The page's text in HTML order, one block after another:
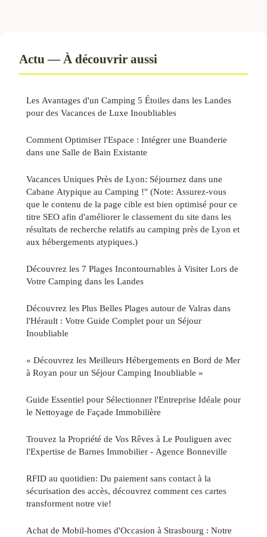
Actu — À découvrir aussi
Les Avantages d'un Camping 5 Étoiles dans les Landes
pour des Vacances de Luxe Inoubliables
Comment Optimiser l'Espace : Intégrer une Buanderie
dans une Salle de Bain Existante
Vacances Uniques Près de Lyon: Séjournez dans une
Cabane Atypique au Camping !" (Note: Assurez-vous
que le contenu de la page cible est bien optimisé pour ce
titre SEO afin d'améliorer le classement du site dans les
résultats de recherche relatifs au camping près de Lyon et
aux hébergements atypiques.)
Découvrez les 7 Plages Incontournables à Visiter Lors de
Votre Camping dans les Landes
Découvrez les Plus Belles Plages autour de Valras dans
l'Hérault : Votre Guide Complet pour un Séjour
Inoubliable
« Découvrez les Meilleurs Hébergements en Bord de Mer
à Royan pour un Séjour Camping Inoubliable »
Guide Essentiel pour Sélectionner l'Entreprise Idéale pour
le Nettoyage de Façade Immobilière
Trouvez la Propriété de Vos Rêves à Le Pouliguen avec
l'Expertise de Barnes Immobilier - Agence Bonneville
RFID au quotidien: Du paiement sans contact à la
sécurisation des accès, découvrez comment ces cartes
transforment notre vie!
Achat de Mobil-homes d'Occasion à Strasbourg : Notre